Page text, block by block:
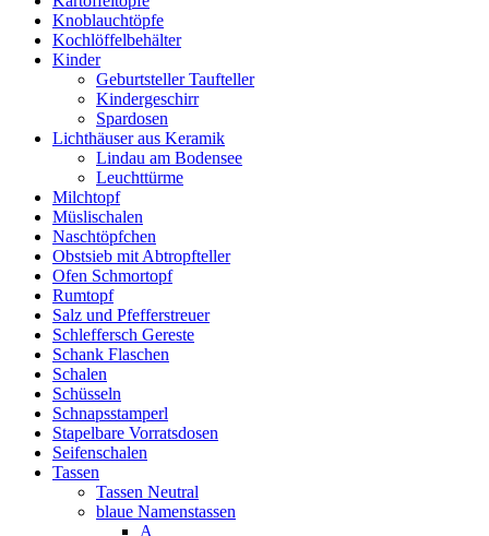
Knoblauchtöpfe
Kochlöffelbehälter
Kinder
Geburtsteller Taufteller
Kindergeschirr
Spardosen
Lichthäuser aus Keramik
Lindau am Bodensee
Leuchttürme
Milchtopf
Müslischalen
Naschtöpfchen
Obstsieb mit Abtropfteller
Ofen Schmortopf
Rumtopf
Salz und Pfefferstreuer
Schleffersch Gereste
Schank Flaschen
Schalen
Schüsseln
Schnapsstamperl
Stapelbare Vorratsdosen
Seifenschalen
Tassen
Tassen Neutral
blaue Namenstassen
A